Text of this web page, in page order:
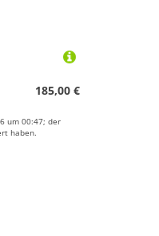
185,00 €
um 00:47; der
haben.